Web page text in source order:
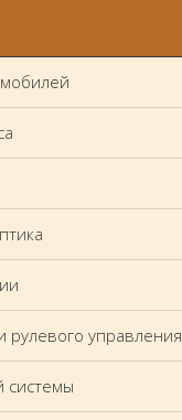
рулевого управления
системы